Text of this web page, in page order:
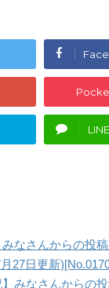
LINE
みなさんからの投
27日更新
】みなさんからの